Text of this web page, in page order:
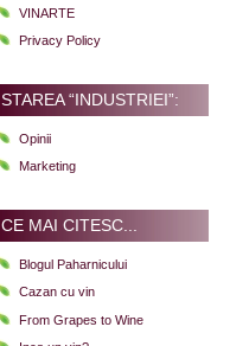
VINARTE
Privacy Policy
STAREA “INDUSTRIEI”:
Opinii
Marketing
CE MAI CITESC...
Blogul Paharnicului
Cazan cu vin
From Grapes to Wine